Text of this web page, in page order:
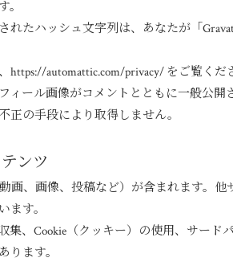
れたハッシュ文字列は、あなたが「
automattic.com/privacy/ をご覧くだ
ール画像がコメントとともに一般公開
正の手段により取得しません。
ンツ
画、画像、投稿など）が含まれます。
ます。
集、Cookie（クッキー）の使用、サー
ります。